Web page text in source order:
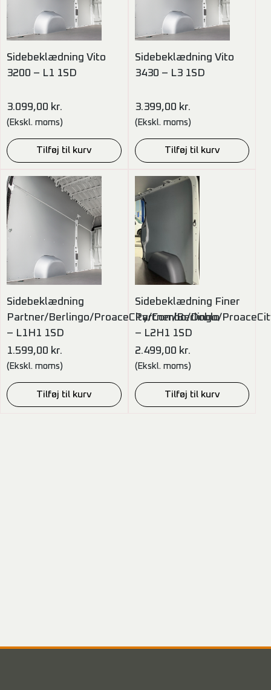
Sidebeklædning Vito
3200 – L1 1SD
3.099,00 kr.
(Ekskl. moms)
Tilføj til kurv
Sidebeklædning Vito
3430 – L3 1SD
3.399,00 kr.
(Ekskl. moms)
Tilføj til kurv
Sidebeklædning
Partner/Berlingo/ProaceCity/Combo/Doblo
– L1H1 1SD
1.599,00 kr.
(Ekskl. moms)
Tilføj til kurv
Sidebeklædning Finer
Partner/Berlingo/
– L2H1 1SD
2.499,00 kr.
(Ekskl. moms)
Tilføj til kurv